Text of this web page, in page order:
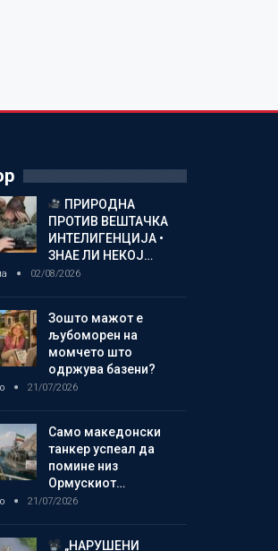
ПРИРОДНА
ПРОТИВ ВЕШТАЧКА
ИНТЕЛИГЕНЦИЈА •
ЗНАЕ ЛИ НЕКОЈ…
02/08/2026
Зошто мажот е
љубоморен на
момчето што
одржува базени?
21/07/2026
Само македонски
танкер успеал да
помине низ
Ормускиот…
21/07/2026
„НАРУШЕНИ